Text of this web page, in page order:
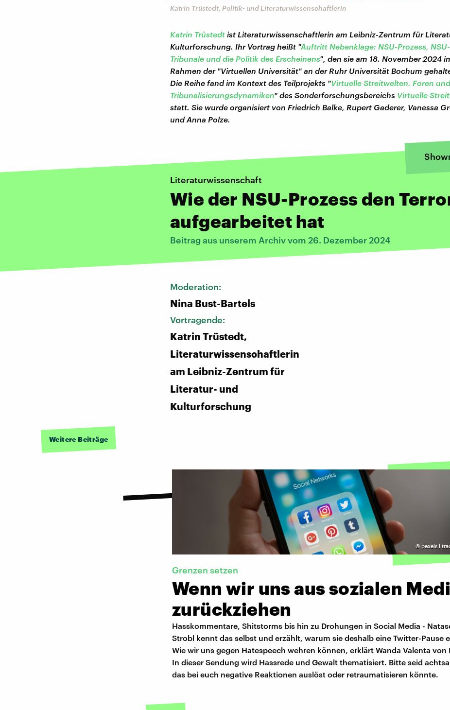
Katrin Trüstedt, Politik- und Literaturwissenschaftlerin
Katrin Trüstedt ist Literaturwissenschaftlerin am Leibniz-Zentrum für
Kulturforschung. Ihr Vortrag heißt "Auftritt Nebenklage: NSU-Prozess, NSU-
Tribunale und die Politik des Erscheinens", den sie am 18. November 2024
Rahmen der "Virtuellen Universität" an der Ruhr Universität Bochum
Die Reihe fand im Kontext des Teilprojekts "Virtuelle Streitwelten. Foren und
Tribunalisierungsdynamiken" des Sonderforschungsbereichs Virtuelle
statt. Sie wurde organisiert von Friedrich Balke, Rupert Gaderer, Vanessa
und Anna Polze.
Literaturwissenschaft
Wie der NSU-Prozess den
aufgearbeitet hat
Beitrag aus unserem Archiv vom 26. Dezember 2024
Moderation:
Nina Bust-Bartels
Vortragende:
Katrin Trüstedt,
Literaturwissenschaftlerin
am Leibniz-Zentrum für
Literatur- und
Kulturforschung
Weitere Beiträge
© pexels I
Grenzen setzen
Wenn wir uns aus sozialen
zurückziehen
Hasskommentare, Shitstorms bis hin zu Drohungen in Social Media -
Strobl kennt das selbst und erzählt, warum sie deshalb eine Twitter-Pause
Wie wir uns gegen Hatespeech wehren können, erklärt Wanda Valenta von
In dieser Sendung wird Hassrede und Gewalt thematisiert. Bitte seid
das bei euch negative Reaktionen auslöst oder retraumatisieren könnte.